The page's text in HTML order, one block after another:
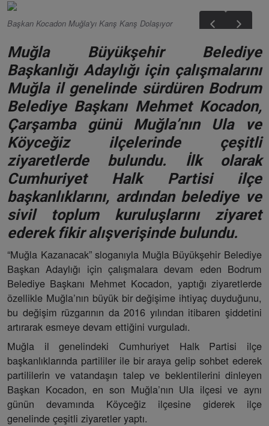
Başkan Kocadon Muğla'yı Karış Karış Dolaşıyor
Muğla Büyükşehir Belediye
Başkanlığı Adaylığı için çalışmalarını
Muğla il genelinde sürdüren Bodrum
Belediye Başkanı Mehmet Kocadon,
Çarşamba günü Muğla’nın Ula ve
Köyceğiz ilçelerinde çeşitli
ziyaretlerde bulundu. İlk olarak
Cumhuriyet Halk Partisi ilçe
başkanlıklarını, ardından belediye ve
sivil toplum kuruluşlarını ziyaret
ederek fikir alışverişinde bulundu.
“Muğla Kazanacak” sloganıyla Muğla Büyükşehir Belediye
Başkan Adaylığı için çalışmalara devam eden Bodrum
Belediye Başkanı Mehmet Kocadon, yaptığı ziyaretlerde
özellikle Muğla’nın büyük bir değişime ihtiyaç duyduğunu,
bu değişim rüzgarının da 2016 yılından itibaren şiddetini
artırarak esmeye devam ettiğini vurguladı.
Muğla il genelindeki Cumhuriyet Halk Partisi ilçe
başkanlıklarında partililer ile bir araya gelip sohbet ederek
partililerin ve vatandaşın talep ve beklentilerini dinleyen
Başkan Kocadon, en son Muğla’nın Ula ilçesi ve aynı
günün devamında Köyceğiz ilçesine giderek ilçe
genelinde çeşitli ziyaretler yaptı.